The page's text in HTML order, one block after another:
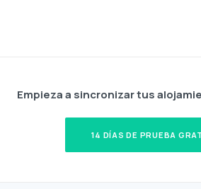
Empieza a sincronizar tus
14 DÍAS DE PRUEBA